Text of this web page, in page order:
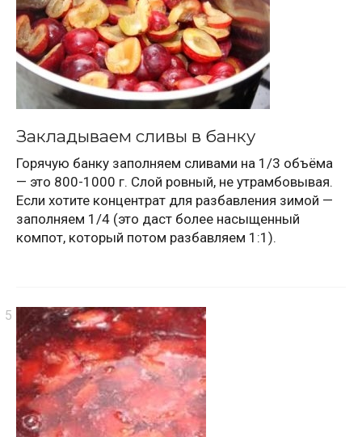
Закладываем сливы в банку
Горячую банку заполняем сливами на 1/3 объёма
— это 800-1000 г. Слой ровный, не утрамбовывая.
Если хотите концентрат для разбавления зимой —
заполняем 1/4 (это даст более насыщенный
компот, который потом разбавляем 1:1).